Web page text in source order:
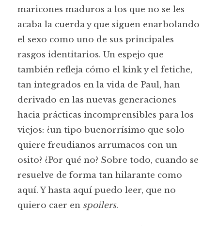
maricones maduros a los que no se les
acaba la cuerda y que siguen enarbolando
el sexo como uno de sus principales
rasgos identitarios. Un espejo que
también refleja cómo el kink y el fetiche,
tan integrados en la vida de Paul, han
derivado en las nuevas generaciones
hacia prácticas incomprensibles para los
viejos: ¿un tipo buenorrísimo que solo
quiere freudianos arrumacos con un
osito? ¿Por qué no? Sobre todo, cuando se
resuelve de forma tan hilarante como
aquí. Y hasta aquí puedo leer, que no
quiero caer en spoilers.